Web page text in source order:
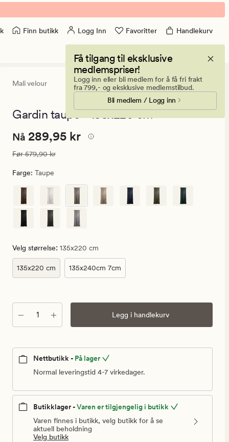
Finn butikk Logg Inn Favoritter Handlekurv
Få tilgang til eksklusive
medlemspriser!
Logg inn eller bli medlem for å få fri frakt
fra 799,- og eksklusive medlemstilbud.
Bli medlem / Logg inn
Mali velour
1307
anmeldelser
med
en
4.5 (1307)
Gardin taupe - 135x220 cm
Nåværende
289,95
kr.
pris
579,90
Nåværende pris
Nå 289,95 kr
Vanlig pris 579,90 kr
Før579,90 kr
Farge: Taupe
Velg størrelse: 135x220 cm
135x220 cm 135x240cm 7cm
Antall Legg i handlekurv
Nettbutikk - På lager
Normal leveringstid 4-7 virkedager.
Butikklager -Varen er tilgjengelig i butikk
Varen finnes i butikk, velg butikk for å se
aktuell beholdning
Velg butikk